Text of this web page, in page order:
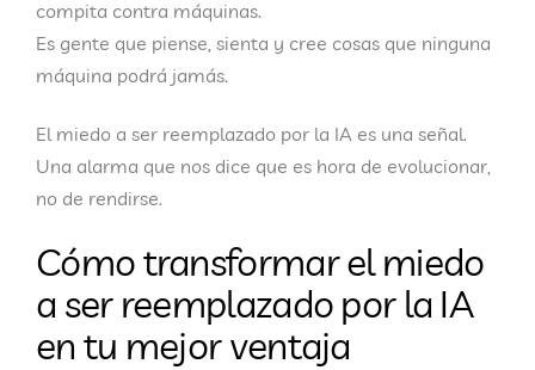
compita contra máquinas.
Es gente que piense, sienta y cree cosas que ninguna
máquina podrá jamás.
El miedo a ser reemplazado por la IA es una señal.
Una alarma que nos dice que es hora de evolucionar,
no de rendirse.
Cómo transformar el miedo
a ser reemplazado por la IA
en tu mejor ventaja